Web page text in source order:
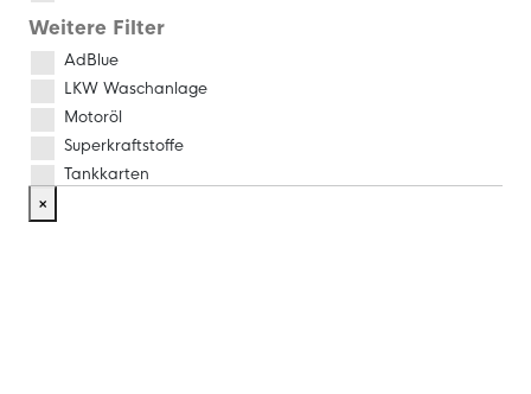
Weitere Filter
AdBlue
LKW Waschanlage
Motoröl
Superkraftstoffe
Tankkarten
×